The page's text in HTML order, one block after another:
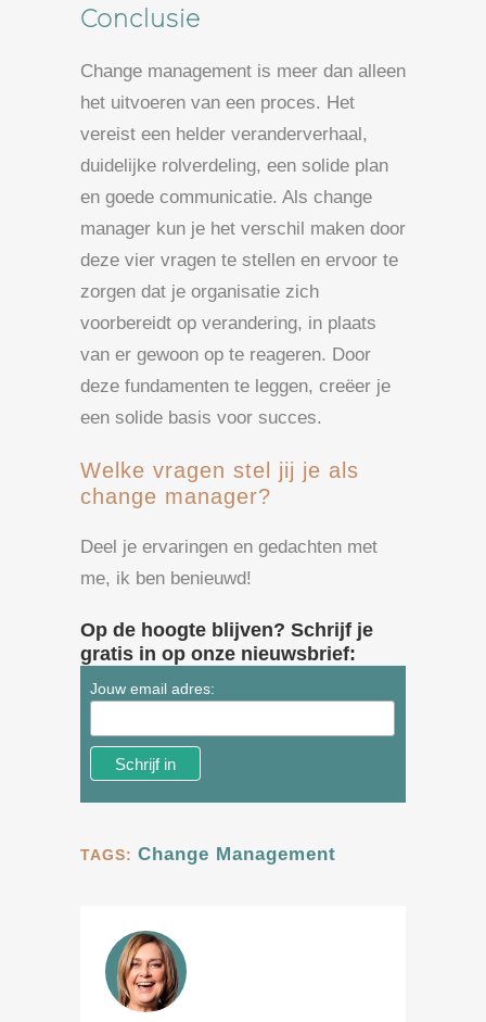
Conclusie
Change management is meer dan alleen
het uitvoeren van een proces. Het
vereist een helder veranderverhaal,
duidelijke rolverdeling, een solide plan
en goede communicatie. Als change
manager kun je het verschil maken door
deze vier vragen te stellen en ervoor te
zorgen dat je organisatie zich
voorbereidt op verandering, in plaats
van er gewoon op te reageren. Door
deze fundamenten te leggen, creëer je
een solide basis voor succes.
Welke vragen stel jij je als
change manager?
Deel je ervaringen en gedachten met
me, ik ben benieuwd!
Op de hoogte blijven? Schrijf je
gratis in op onze nieuwsbrief:
Jouw email adres:
TAGS: Change Management